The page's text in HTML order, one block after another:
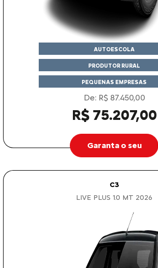
AUTOESCOLA
PRODUTOR RURAL
PEQUENAS EMPRESAS
De: R$ 87.450,00
R$ 75.207,00
Garanta o seu
C3
LIVE PLUS 1.0 MT 2026